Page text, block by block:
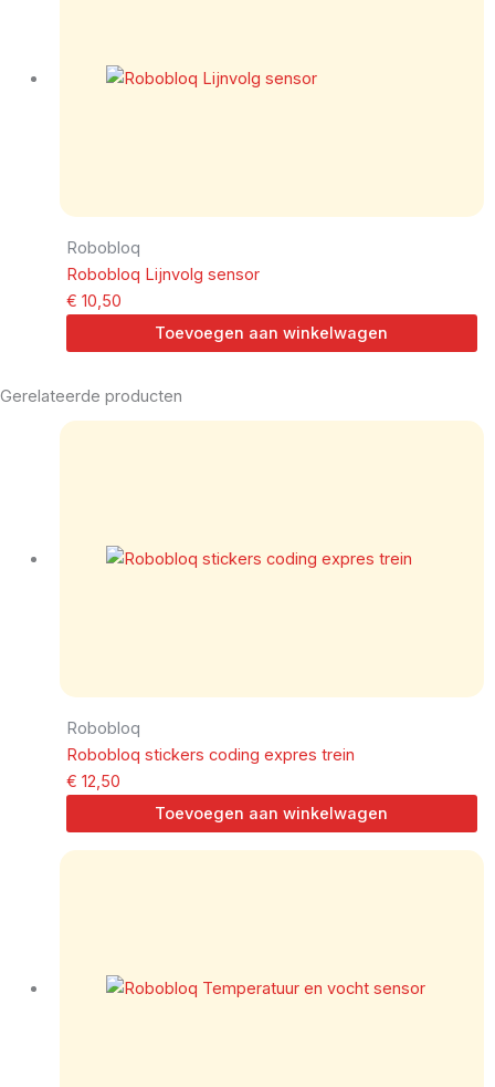
Robobloq
Robobloq Lijnvolg sensor
€ 10,50
Toevoegen aan winkelwagen
Gerelateerde producten
Robobloq
Robobloq stickers coding expres trein
€ 12,50
Toevoegen aan winkelwagen